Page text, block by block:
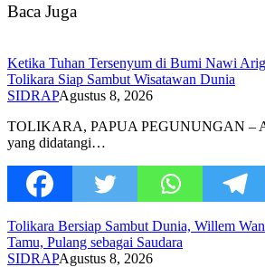
Baca Juga
Ketika Tuhan Tersenyum di Bumi Nawi
Tolikara Siap Sambut Wisatawan Dunia
SIDRAPAgustus 8, 2026
TOLIKARA, PAPUA PEGUNUNGAN –
yang didatangi…
Tolikara Bersiap Sambut Dunia, Willem
Tamu, Pulang sebagai Saudara
SIDRAPAgustus 8, 2026